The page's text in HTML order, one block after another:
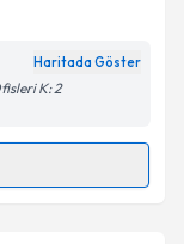
Aydınlatma
belirtilen
Haritada Göster
K: 2